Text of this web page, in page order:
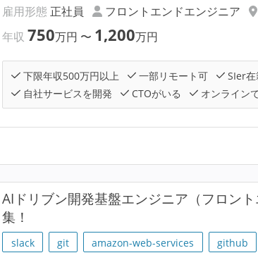
雇用形態 正社員 フロントエンドエンジニア
年収750万円 〜 1,200万円
下限年収500万円以上 一部リモート可 SIer
自社サービスを開発
CTOがいる オンライン
AIドリブン開発基盤エンジニア（フロン
集！
slack git amazon-web-services github